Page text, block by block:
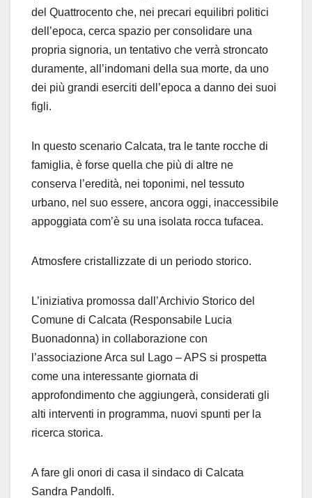
del Quattrocento che, nei precari equilibri politici
dell’epoca, cerca spazio per consolidare una
propria signoria, un tentativo che verrà stroncato
duramente, all’indomani della sua morte, da uno
dei più grandi eserciti dell’epoca a danno dei suoi
figli.
In questo scenario Calcata, tra le tante rocche di
famiglia, è forse quella che più di altre ne
conserva l’eredità, nei toponimi, nel tessuto
urbano, nel suo essere, ancora oggi, inaccessibile
appoggiata com’è su una isolata rocca tufacea.
Atmosfere cristallizzate di un periodo storico.
L’iniziativa promossa dall’Archivio Storico del
Comune di Calcata (Responsabile Lucia
Buonadonna) in collaborazione con
l’associazione Arca sul Lago – APS si prospetta
come una interessante giornata di
approfondimento che aggiungerà, considerati gli
alti interventi in programma, nuovi spunti per la
ricerca storica.
A fare gli onori di casa il sindaco di Calcata
Sandra Pandolfi.